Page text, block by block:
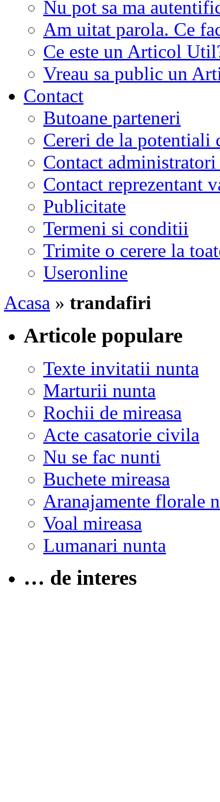
Nu pot sa ma
Am uitat parola. Ce
Ce este un Articol
Vreau sa public un
Contact
Butoane parteneri
Cereri de la potentiali
Contact
Contact reprezentant
Publicitate
Termeni si conditii
Trimite o cerere la
Useronline
Acasa » trandafiri
Articole populare
Texte invitatii nunta
Marturii nunta
Rochii de mireasa
Acte casatorie civila
Nu se fac nunti
Buchete mireasa
Aranajamente florale
Voal mireasa
Lumanari nunta
… de interes